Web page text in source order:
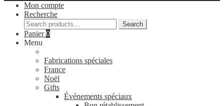
Mon compte
Recherche
Search
for:
Search
Panier0
Menu
Fabrications spéciales
France
Noël
Gifts
Événements spéciaux